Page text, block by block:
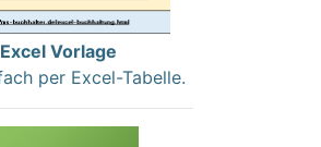
Vorlage
per Excel-Tabelle.